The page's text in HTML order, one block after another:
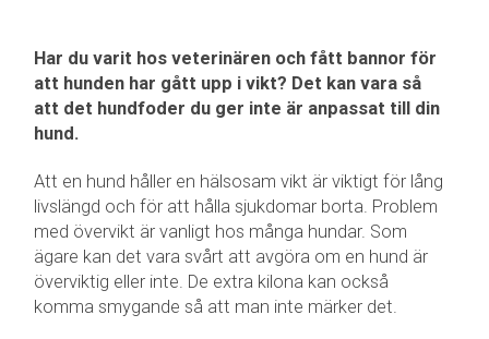
Har du varit hos veterinären och fått bannor för
att hunden har gått upp i vikt? Det kan vara så
att det hundfoder du ger inte är anpassat till din
hund.
Att en hund håller en hälsosam vikt är viktigt för lång
livslängd och för att hålla sjukdomar borta. Problem
med övervikt är vanligt hos många hundar. Som
ägare kan det vara svårt att avgöra om en hund är
överviktig eller inte. De extra kilona kan också
komma smygande så att man inte märker det.